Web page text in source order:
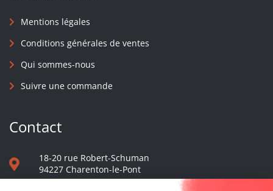
Mentions légales
Conditions générales de ventes
Qui sommes-nous
Suivre une commande
Contact
18-20 rue Robert-Schuman
94227 Charenton-le-Pont